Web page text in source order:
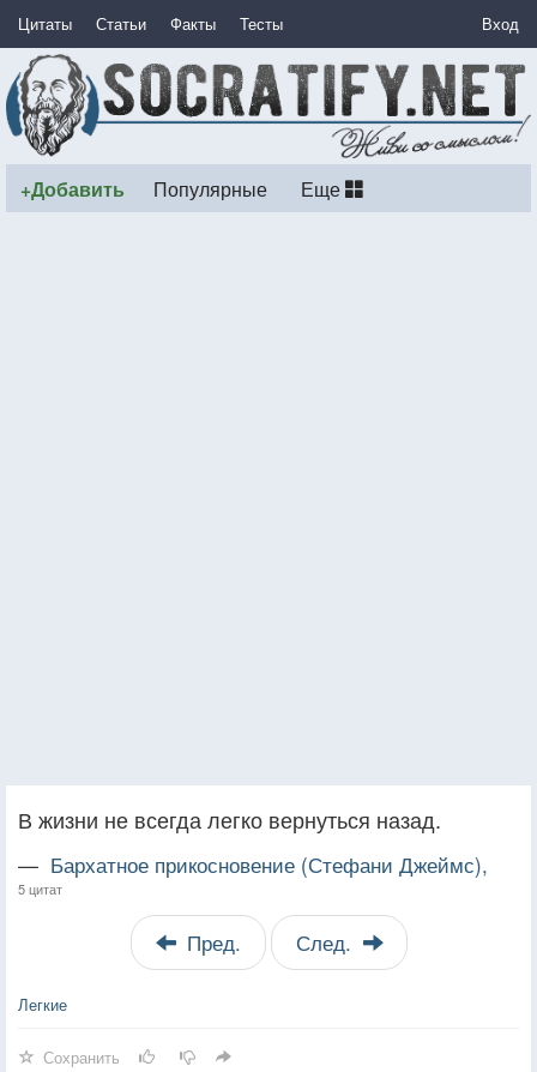
Цитаты Статьи Факты Тесты Вход
+Добавить Популярные Еще
В жизни не всегда легко вернуться назад.
— Бархатное прикосновение (Стефани Джеймс),
5 цитат
Пред. След.
Легкие
Сохранить